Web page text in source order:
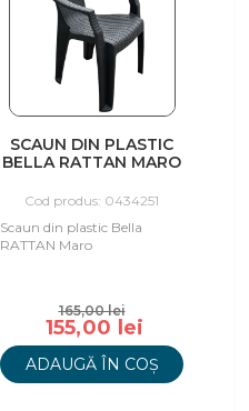
SCAUN DIN PLASTIC
BELLA RATTAN MARO
Cod produs: 0434251
Scaun din plastic Bella
RATTAN Maro
165,00 lei
155,00 lei
ADAUGĂ ÎN COȘ